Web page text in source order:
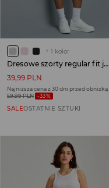
+ 1 kolor
Dresowe szorty regular fit jasnoszare
39,99 PLN
Najniższa cena z 30 dni przed obniżką
59,99 PLN -33%
SALEOSTATNIE SZTUKI